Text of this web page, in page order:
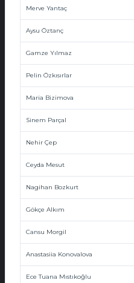
Merve Yantaç
Aysu Öztanç
Gamze Yılmaz
Pelin Özkısırlar
Maria Bizimova
Sinem Parçal
Nehir Çep
Ceyda Mesut
Nagihan Bozkurt
Gökçe Alkım
Cansu Morgil
Anastasiia Konovalova
Ece Tuana Mıstıkoğlu